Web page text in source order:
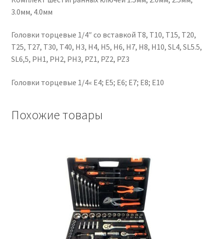
3.0мм, 4.0мм
Головки торцевые 1/4″ со вставкой Т8, T10, Т15, Т20,
Т25, Т27, Т30, Т40, H3, H4, H5, H6, H7, H8, H10, SL4, SL5.5,
SL6,5, PH1, PH2, PH3, PZ1, PZ2, PZ3
Головки торцевые 1/4« E4; E5; E6; E7; E8; E10
Похожие товары